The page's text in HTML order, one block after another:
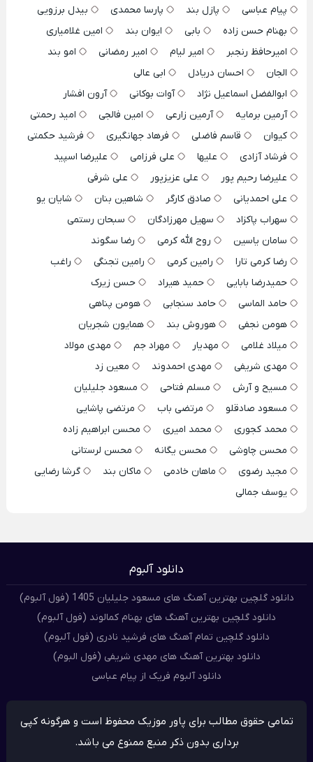
پیام عباسی
پازل بند پارسا محمدی
بیدل برزویی
بهنام حسن زاده
بابی ایوان بند
امین غلامیاری
امیرحافظ رنجبر
امیر لیام امیر رمضانی
امو بند
الجان
احسان دریادل
ابی عالی
ابوالفضل اسماعیل نژاد
آوات بوکانی
آرون افشار
آرمین برمایه
آرمین زارعی امین فالجی
امید رحمتی
کیوان
قاسم فاضلی فرهاد جهانگیری
فرشید حکمتی
فرشاد آزادی
علیها علی فرزامی
علیرضا اسپید
علیرضا رحیم پور
علی عزیزپور
علی شرفی
علی احمدیانی
صادق کارگر شاهین بنان
شایان یو
سهراب پاکزاد
سهیل مهرزادگان
سبحان رستمی
سامان یاسین
روح الله کرمی
رضا سگوند
رضا کرمی تارا
رامین کرمی رامین تجنگی
راغب
حمیدرضا بابایی
حمید هیراد
حسن زیرک
حامد الماسی
حامد سنجابی
هومن پناهی
هومن نجفی
هوروش بند
همایون شجریان
میلاد غلامی
مهدیار مهراد جم
مهدی مولاد
مهدی شریفی
مهدی احمدوند
معین زد
مسیح و آرش
مسلم فتاحی
مسعود جلیلیان
مسعود صادقلو
مرتضی باب
مرتضی پاشایی
محمد کجوری
محمد امیری
محسن ابراهیم زاده
محسن چاوشی
محسن یگانه
محسن لرستانی
مجید رضوی
ماهان خادمی ماکان بند
گرشا رضایی
یوسف جمالی
دانلود آلبوم
دانلود گلچین بهترین آهنگ های مسعود جلیلیان 1405 (فول آلبوم)
دانلود گلچین بهترین آهنگ های بهنام کمالوند (فول آلبوم)
دانلود گلچین تمام آهنگ های فرشید نادری (فول آلبوم)
دانلود بهترین آهنگ های مهدی شریفی (فول البوم)
دانلود آلبوم فریک از پیام عباسی
تمامی حقوق مطالب برای پاور موزیک محفوظ است و هرگونه کپی
برداری بدون ذکر منبع ممنوع می باشد.